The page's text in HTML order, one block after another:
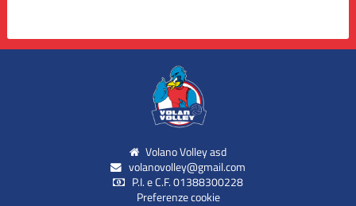
Volano Volley asd
volanovolley@gmail.com
P.I. e C.F. 01388300228
Preferenze cookie